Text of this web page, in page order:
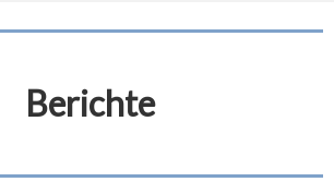
Berichte